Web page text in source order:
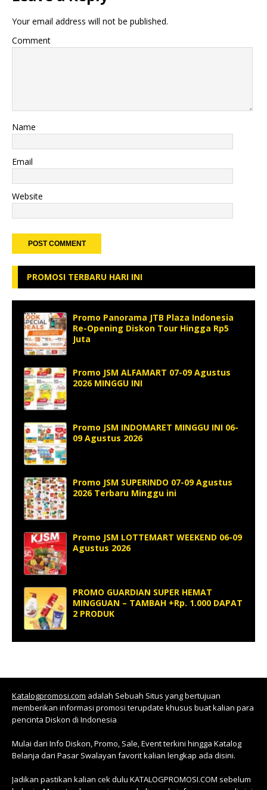
Your email address will not be published.
Comment
Name
Email
Website
PROMOSI TERBARU HARI INI
Promo Panorama JTB Plaza Indonesia
Re-Opening Diskon Tour Hingga Rp5
Juta
Promo JSM ALFAMART 07-09 Agustus
2026 MINGGU INI
Promo JSM INDOMARET MINGGU INI 06-
09 Agustus 2026
Promo JSM SUPERINDO 07-09 Agustus
2026 Terbaru Minggu ini
Promo JSM LOTTEMART WEEKEND 06-09
Agustus 2026
PROMO GUARDIAN SUPER HEMAT
MINGGUAN – TAMBAH +Rp. 1.000 DAPAT
2 PRODUK
Katalogpromosi.com adalah Sebuah Situs yang bertujuan
memberikan informasi promosi terupdate khusus buat kalian para
pencinta Diskon di Indonesia
Mulai dari Info Diskon, Promo, Sale, Event terkini hingga Katalog
Belanja dari Pasar Swalayan favorit kalian lengkap ada disini.
Jadikan pastikan kalian cek dulu KATALOGPROMOSI.COM sebelum